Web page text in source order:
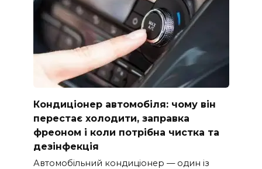
Кондиціонер автомобіля: чому він
перестає холодити, заправка
фреоном і коли потрібна чистка та
дезінфекція
Автомобільний кондиціонер — один із